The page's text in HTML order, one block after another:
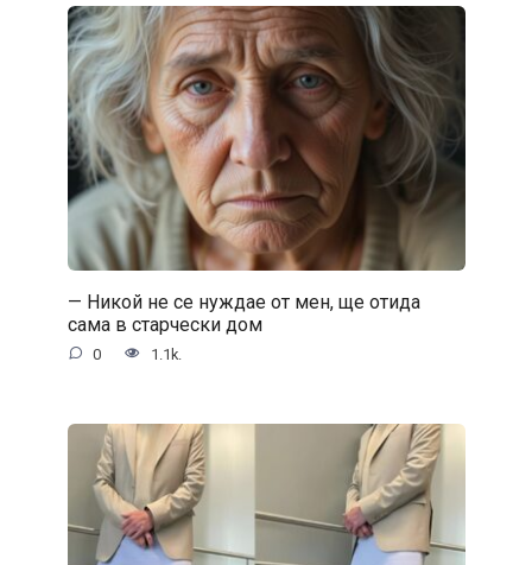
— Никой не се нуждае от мен, ще отида
сама в старчески дом
0 1.1k.